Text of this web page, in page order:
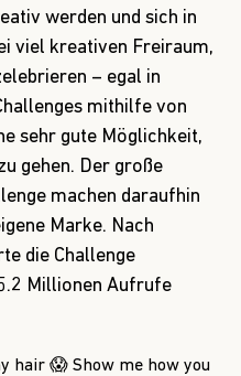
werden und sich in
viel kreativen Freiraum,
– egal in
mithilfe von
sehr gute Möglichkeit,
gehen. Der große
machen daraufhin
Marke. Nach
die Challenge
Millionen Aufrufe
hair 😱 Show me how you